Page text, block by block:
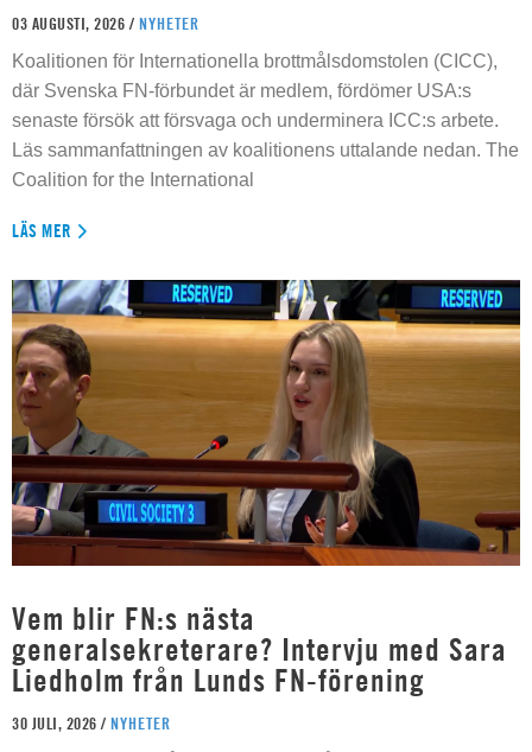
03 AUGUSTI, 2026 / NYHETER
Koalitionen för Internationella brottmålsdomstolen (CICC),
där Svenska FN-förbundet är medlem, fördömer USA:s
senaste försök att försvaga och underminera ICC:s arbete.
Läs sammanfattningen av koalitionens uttalande nedan. The
Coalition for the International
LÄS MER
Vem blir FN:s nästa
generalsekreterare? Intervju med Sara
Liedholm från Lunds FN-förening
30 JULI, 2026 / NYHETER